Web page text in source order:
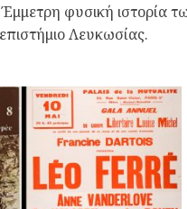
φυσική ιστορία
Λευκωσίας.